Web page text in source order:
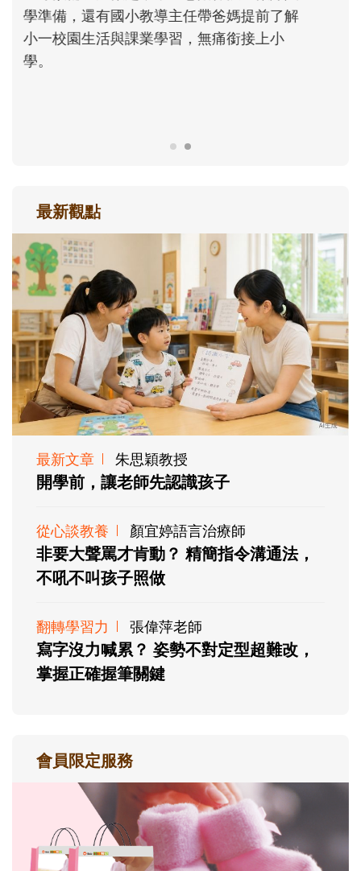
大。從給予安全感的肢體遊戲，到獨立自
主、角色認同及解決問題的能力養成。爸爸
正嘗試用不同的模樣，參與孩子每個重要的
最新觀點
最新文章 朱思穎教授
開學前，讓老師先認識孩子
從心談教養 顏宜婷語言治療師
非要大聲罵才肯動？ 精簡指令溝通法，
不吼不叫孩子照做
翻轉學習力 張偉萍老師
寫字沒力喊累？ 姿勢不對定型超難改，
掌握正確握筆關鍵
會員限定服務